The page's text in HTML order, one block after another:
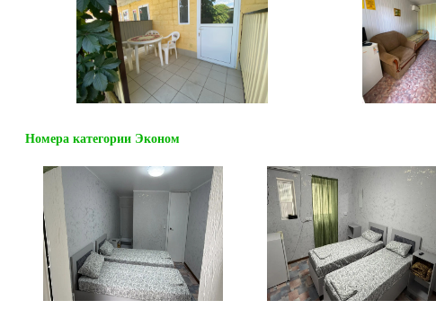
Номера категории Эконом